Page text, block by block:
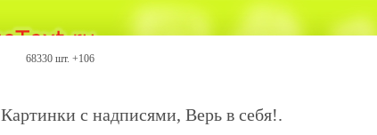
68330 шт. +106
Картинки с надписями, Верь в себя!.